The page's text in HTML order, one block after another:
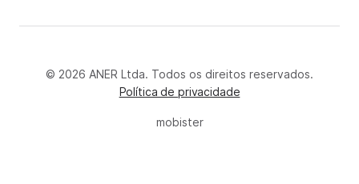
© 2026 ANER Ltda. Todos os direitos reservados.
Política de privacidade
mobister